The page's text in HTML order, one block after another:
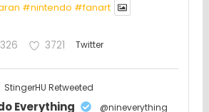
#nintendo #fanartㅤㅤㅤㅤ
326 3721 Twitter
StingerHU Retweeted
Everything
@nineverything